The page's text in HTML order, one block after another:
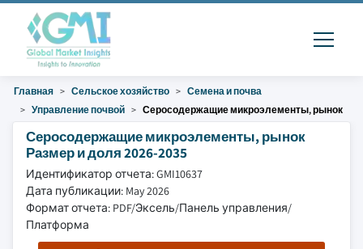
Главная Сельское хозяйство
Семена и почва
Управление почвой
Серосодержащие микроэлементы, рынок
Серосодержащие микроэлементы, рынок
Размер и доля 2026-2035
Идентификатор отчета: GMI10637
Дата публикации: May 2026
Формат отчета: PDF/Эксель/Панель управления/
Платформа